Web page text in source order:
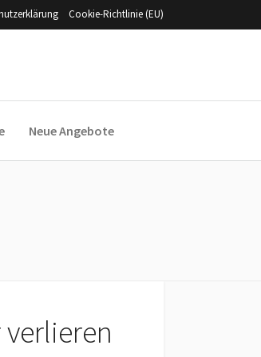
Cookie-Richtlinie (EU)
Neue Angebote